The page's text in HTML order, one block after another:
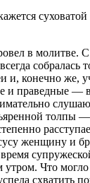
в молитве.
собралась
и, конечно же,
и праведные —
толпы
женщину и
время
утром. Что
схватить